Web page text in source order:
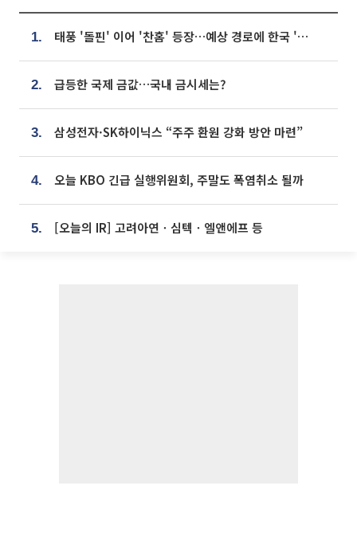
1. 태풍 '돌핀' 이어 '찬홈' 등장…예상 경로에 한국 '한숨'
2. 급등한 국제 금값…국내 금시세는?
3. 삼성전자·SK하이닉스 “주주 환원 강화 방안 마련”
4. 오늘 KBO 긴급 실행위원회, 주말도 폭염취소 될까
5. [오늘의 IR] 고려아연ㆍ심텍ㆍ엘앤에프 등